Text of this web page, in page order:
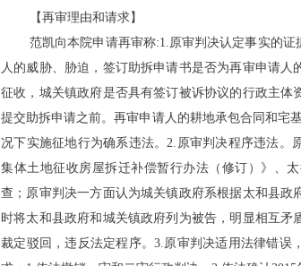
【再审理由和请求】
范凯向本院申请再审称:1.原审判决认定事实的
人的威胁、胁迫，签订助拆申请书是否为再审申请
征收，城关镇政府是否具有签订被诉协议的行政主
提交助拆申请之前。再审申请人的耕地承包合同和宅
况下实施征地行为确系违法。2.原审判决程序违法。
集体土地征收房屋拆迁补偿暂行办法（修订）》、
查；原审判决一方面认为城关镇政府系根据太和县政
时将太和县政府和城关镇政府列为被告，明显相互
裁定驳回，违反法定程序。3.原审判决适用法律错